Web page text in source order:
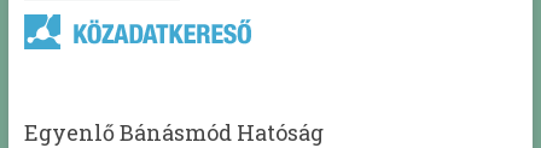
Egyenlő Bánásmód Hatóság